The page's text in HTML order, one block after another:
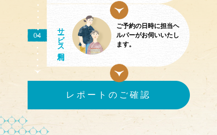
04
サ
ビス
ご予約の日時に担当ヘ
ルパーがお伺いいたし
ます。
レポートのご確認